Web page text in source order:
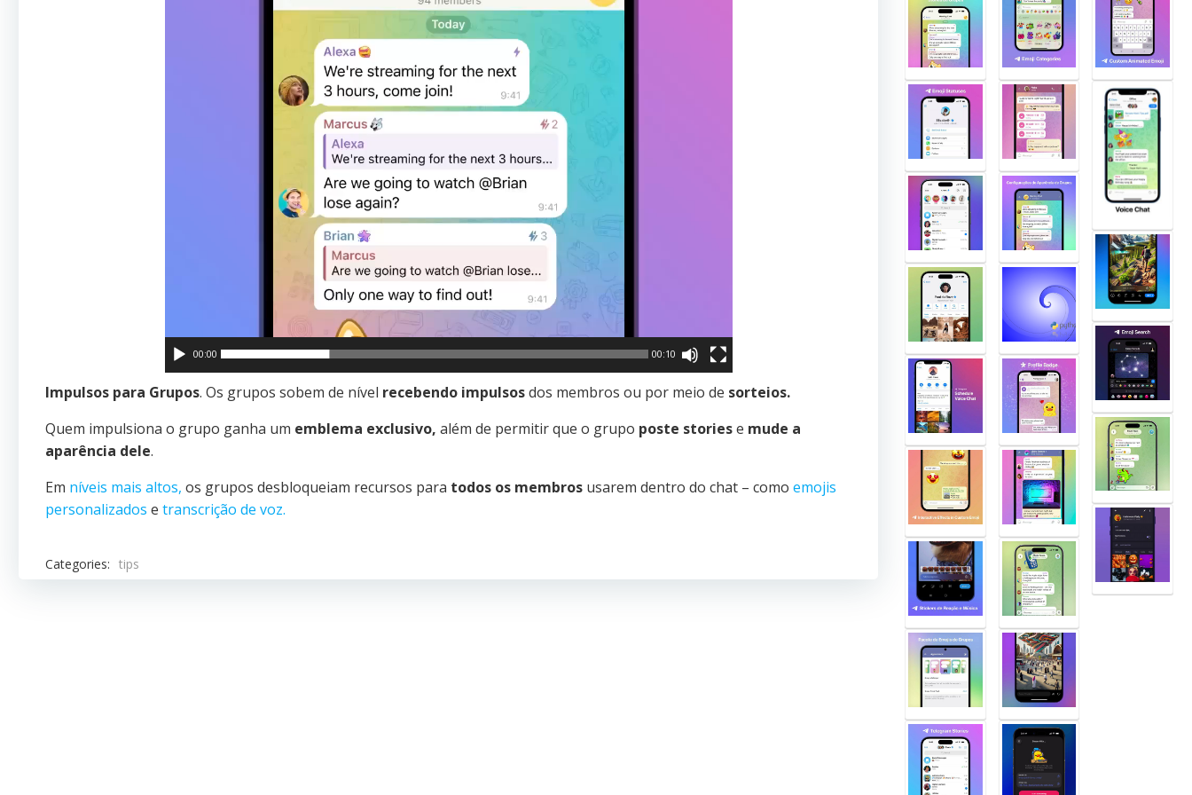
00:00 00:10
Impulsos para Grupos. Os grupos sobem de nível recebendo impulsosdos membros ou por meio de sorteios.
Quem impulsiona o grupo ganha um emblema exclusivo, além de permitir que o grupo poste storiese mude a
aparência dele.
Em níveis mais altos, os grupos desbloqueiam recursos para todos os membros usarem dentro do chat – como emojis
personalizados e transcrição de voz.
Categories: tips